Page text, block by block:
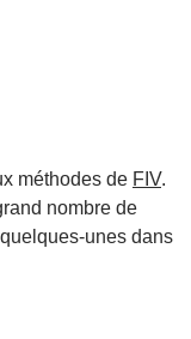
méthodes de FIV.
nombre de
unes dans